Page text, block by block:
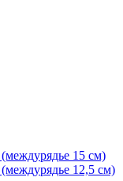
15 см)
12,5 см)